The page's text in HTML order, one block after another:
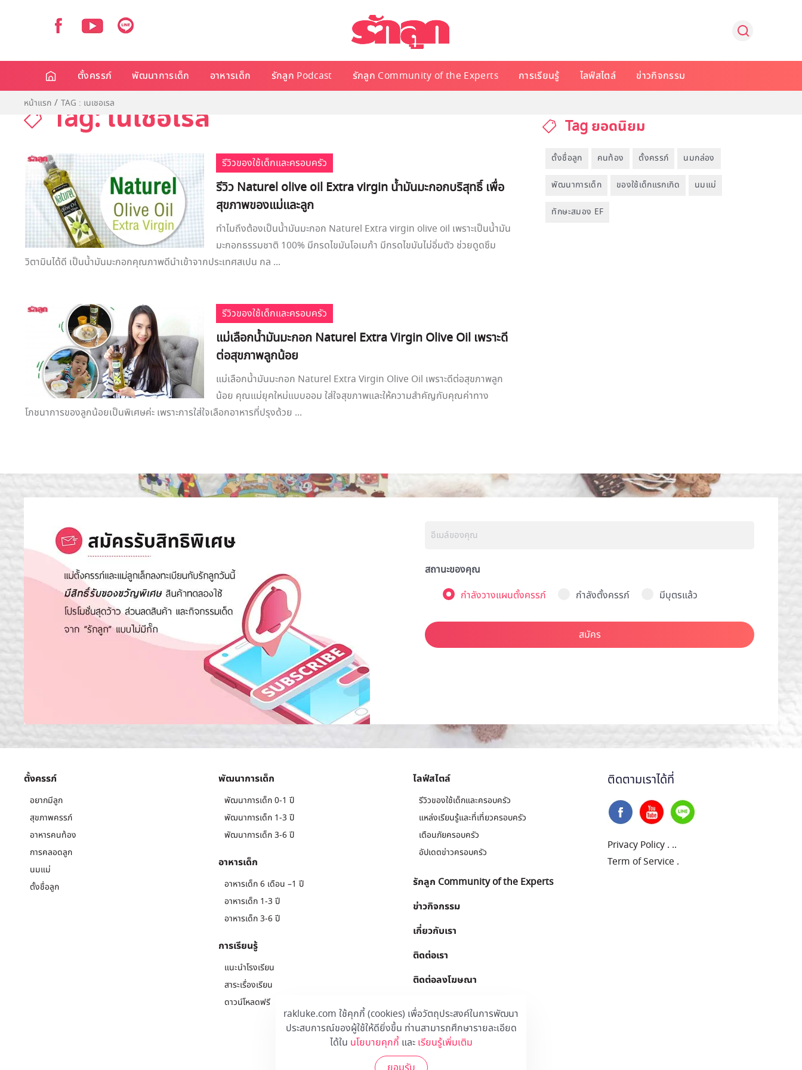
rakluke.com ใช้คุกกี้ (cookies) เพื่อวัตถุประสงค์ในการพัฒนา
ประสบการณ์ของผู้ใช้ให้ดียิ่งขึ้น ท่านสามารถศึกษารายละเอียด
ได้ใน นโยบายคุกกี้และ เรียนรู้เพิ่มเติม
ตั้งครรภ์ พัฒนาการเด็ก อาหารเด็ก รักลูก Podcast รักลูก Community of the Experts การเรียนรู้ ไลฟ์สไตล์ ข่าวกิจกรรม
หน้าแรก TAG : เนเชอเรล
Tag: เนเชอเรล
รีวิวของใช้เด็กและครอบครัว
รีวิว Naturel olive oil Extra virgin น้ำมันมะกอกบริสุทธิ์ เพื่อ
สุขภาพของแม่และลูก
ทำไมถึงต้องเป็นน้ำมันมะกอก Naturel Extra virgin olive oil เพราะเป็นน้ำมัน
มะกอกธรรมชาติ 100% มีกรดไขมันโอเมก้า มีกรดไขมันไม่อิ่มตัว ช่วยดูดซึม
วิตามินได้ดี เป็นน้ำมันมะกอกคุณภาพดีนำเข้าจากประเทศสเปน กล ...
รีวิวของใช้เด็กและครอบครัว
​แม่เลือกน้ำมันมะกอก Naturel Extra Virgin Olive Oil เพราะดี
ต่อสุขภาพลูกน้อย
​แม่เลือกน้ำมันมะกอก Naturel Extra Virgin Olive Oil เพราะดีต่อสุขภาพลูก
น้อย คุณแม่ยุคใหม่แบบออม ใส่ใจสุขภาพและให้ความสำคัญกับคุณค่าทาง
โภชนาการของลูกน้อยเป็นพิเศษค่ะ เพราะการใส่ใจเลือกอาหารที่ปรุงด้วย ...
Tag ยอดนิยม
ตั้งชื่อลูก คนท้อง ตั้งครรภ์ นมกล่อง
พัฒนาการเด็ก ของใช้เด็กแรกเกิด นมแม่
ทักษะสมอง EF
สถานะของคุณ
กำลังวางแผนตั้งครรภ์
กำลังตั้งครรภ์ มีบุตรแล้ว
สมัคร
ตั้งครรภ์
อยากมีลูก
สุขภาพครรภ์
อาหารคนท้อง
การคลอดลูก
นมแม่
ตั้งชื่อลูก
พัฒนาการเด็ก
พัฒนาการเด็ก 0-1 ปี
พัฒนาการเด็ก 1-3 ปี
พัฒนาการเด็ก 3-6 ปี
อาหารเด็ก
อาหารเด็ก 6 เดือน –1 ปี
อาหารเด็ก 1-3 ปี
อาหารเด็ก 3-6 ปี
การเรียนรู้
แนะนำโรงเรียน
สาระเรื่องเรียน
ดาวน์โหลดฟรี
ไลฟ์สไตล์
รีวิวของใช้เด็กและครอบครัว
แหล่งเรียนรู้และที่เที่ยวครอบครัว
เตือนภัยครอบครัว
อัปเดตข่าวครอบครัว
รักลูก Community of the Experts
ข่าวกิจกรรม
เกี่ยวกับเรา
ติดต่อเรา
ติดต่อลงโฆษณา
ติดตามเราได้ที่
Privacy Policy . ..
Term of Service .